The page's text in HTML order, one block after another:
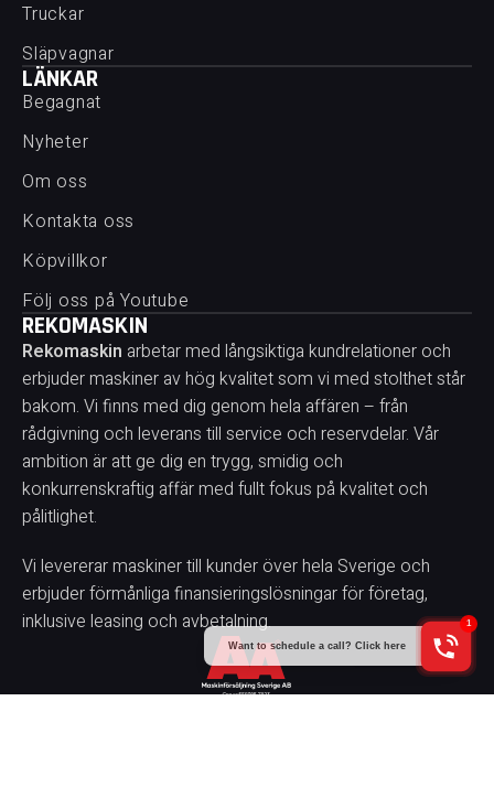
Truckar
Släpvagnar
LÄNKAR
Begagnat
Nyheter
Om oss
Kontakta oss
Köpvillkor
Följ oss på Youtube
REKOMASKIN
Rekomaskin arbetar med långsiktiga kundrelationer och
erbjuder maskiner av hög kvalitet som vi med stolthet står
bakom. Vi finns med dig genom hela affären – från
rådgivning och leverans till service och reservdelar. Vår
ambition är att ge dig en trygg, smidig och
konkurrenskraftig affär med fullt fokus på kvalitet och
pålitlighet.
Vi levererar maskiner till kunder över hela Sverige och
erbjuder förmånliga finansieringslösningar för företag,
inklusive leasing och avbetalning.